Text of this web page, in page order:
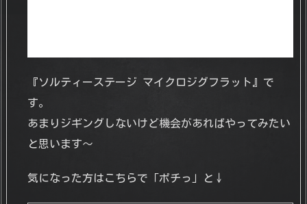
『ソルティーステージ マイクロジグフラット』で
す。
あまりジギングしないけど機会があればやってみたい
と思います～
気になった方はこちらで「ポチっ」と↓